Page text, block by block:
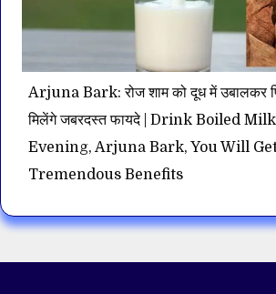
Arjuna Bark: रोज शाम को दूध में उबालकर
मिलेंगे जबरदस्त फायदे | Drink Boiled
Evening, Arjuna Bark, You Will
Tremendous Benefits